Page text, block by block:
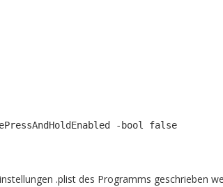
-bool false
.plist des Programms geschrieben